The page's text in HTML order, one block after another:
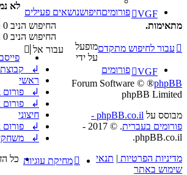
VGF פורומיםחיפושנושאים פעילים
החיפוש הניב 0 תוצאות • דף
לא
מתאימות.
החיפוש הניב 0 תוצאות • דף
עבור לחיפוש מתקדם
עבור אל
↲ קבוצת
ראשי
↲ פורום VGFreak - כללי
↲ פורום VGFreak - טכני
חיצוני
↲ פורום VGFreak - ישן
↲
VGF פורומים
כל מחיקת עוגיות
מופעל
על ידי
phpBB
® Forum Software ©
phpBB Limited
מבוסס על
phpBB.co.il -
פורומים בעברית
. © 2017 -
phpBB.co.il.
מדיניות הפרטיות | תנאי
שימוש באתר